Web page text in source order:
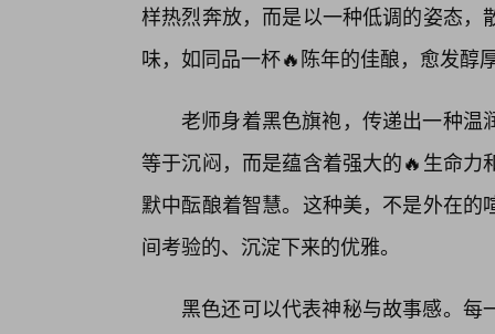
样热烈奔放，而是以一种低调的姿态
味，如同品一杯🔥陈年的佳酿，愈发醇
老师身着黑色旗袍，传递出一种
等于沉闷，而是蕴含着强大的🔥生命
默中酝酿着智慧。这种美，不是外在
间考验的、沉淀下来的优雅。
黑色还可以代表神秘与故事感。